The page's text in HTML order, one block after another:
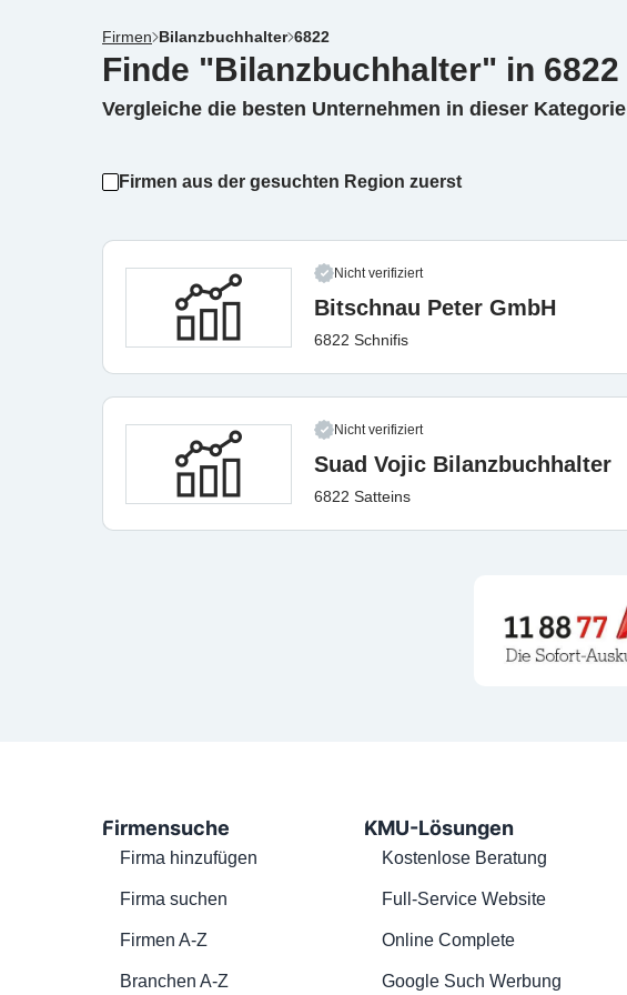
Firmen Bilanzbuchhalter 6822
Finde "Bilanzbuchhalter" in 6822
Vergleiche die besten Unternehmen in dieser Kategorie
Firmen aus der gesuchten Region zuerst
Nicht verifiziert
Bitschnau Peter GmbH
6822 Schnifis
Nicht verifiziert
Suad Vojic Bilanzbuchhalter
6822 Satteins
Firmensuche
Firma hinzufügen
Firma suchen
Firmen A-Z
Branchen A-Z
KMU-Lösungen
Kostenlose Beratung
Full-Service Website
Online Complete
Google Such Werbung